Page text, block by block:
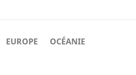
EUROPE OCÉANIE